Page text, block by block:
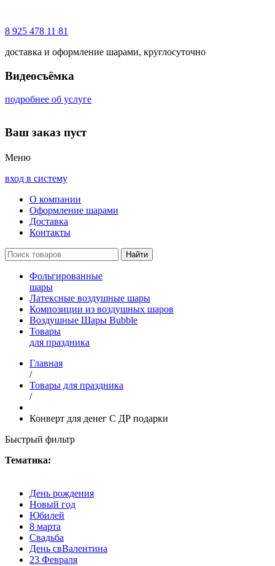
8 925 478 11 81
доставка и оформление шарами, круглосуточно
Видеосъёмка
подробнее об услуге
Ваш заказ пуст
Меню
вход в систему
О компании
Оформление шарами
Доставка
Контакты
Фольгированные
шары
Латексные воздушные шары
Композиции из воздушных шаров
Воздушные Шары Bubble
Товары
для праздника
Главная
/
Товары для праздника
/
Конверт для денег С ДР подарки
Быстрый фильтр
Тематика:
День рождения
Новый год
Юбилей
8 марта
Свадьба
День свВалентина
23 Февраля